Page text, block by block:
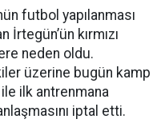
futbol yapılanması
kırmızı
neden oldu.
üzerine bugün kamp
ilk antrenmana
iptal etti.